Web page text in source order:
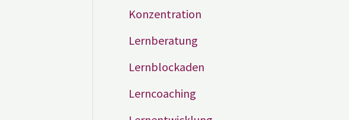
Konzentration
Lernberatung
Lernblockaden
Lerncoaching